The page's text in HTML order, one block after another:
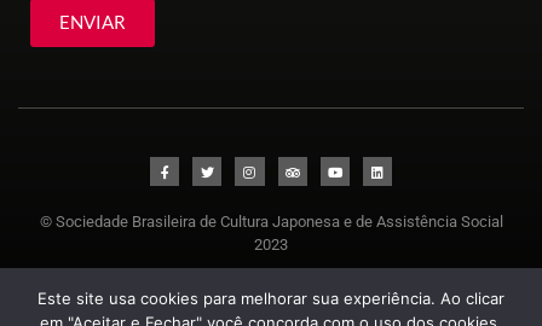
ENVIAR
© Sociedade Brasileira de Cultura Japonesa e de Assistência Social
2023
Este site usa cookies para melhorar sua experiência. Ao clicar